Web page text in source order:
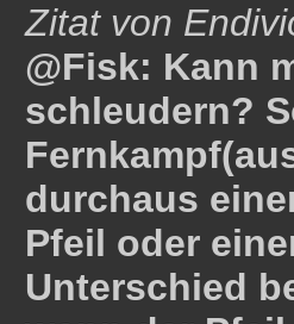
Zitat von
@Fisk: Kann
schleudern?
durchaus
Pfeil oder
Unterschied